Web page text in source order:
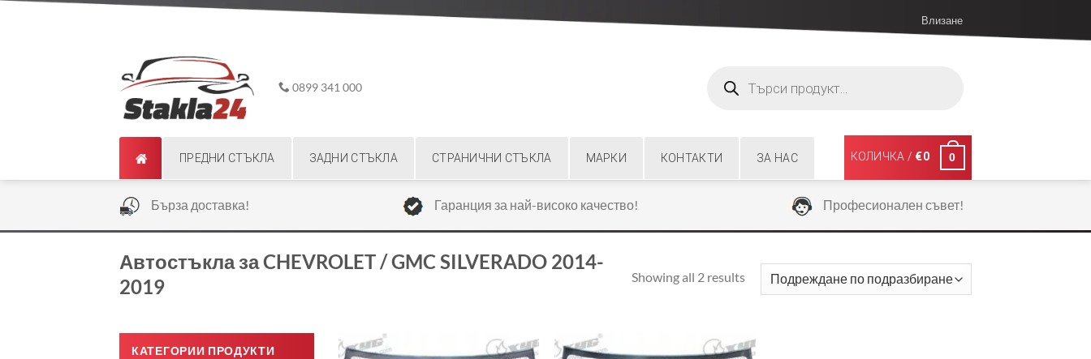
Влизане
0899 341 000
search
ПРЕДНИ СТЪКЛА ЗАДНИ СТЪКЛА СТРАНИЧНИ СТЪКЛА МАРКИ КОНТАКТИ ЗА НАС КОЛИЧКА / €0 0
Бърза доставка! Гаранция за най-високо качество! Професионален съвет!
Автостъкла за CHEVROLET / GMC SILVERADO 2014-
2019
Showing all 2 results
КАТЕГОРИИ ПРОДУКТИ